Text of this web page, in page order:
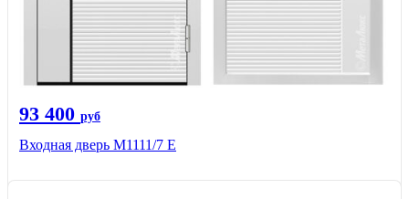
93 400 руб
Входная дверь М1111/7 Е